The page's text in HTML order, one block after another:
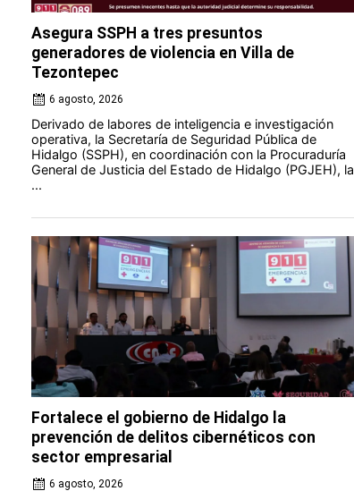
Asegura SSPH a tres presuntos
generadores de violencia en Villa de
Tezontepec
6 agosto, 2026
Derivado de labores de inteligencia e investigación
operativa, la Secretaría de Seguridad Pública de
Hidalgo (SSPH), en coordinación con la Procuraduría
General de Justicia del Estado de Hidalgo (PGJEH), la
...
Fortalece el gobierno de Hidalgo la
prevención de delitos cibernéticos con
sector empresarial
6 agosto, 2026